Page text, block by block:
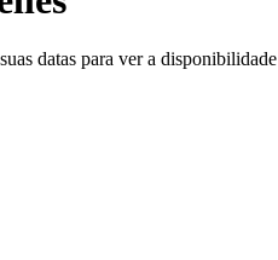
datas para ver a disponibilidade